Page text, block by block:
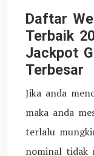
Daftar
Terbaik
Jackpot
Terbesar
Jika anda
maka anda
terlalu
nominal tidak